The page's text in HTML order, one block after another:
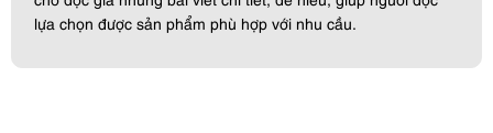
lựa chọn được sản phẩm phù hợp với nhu cầu.